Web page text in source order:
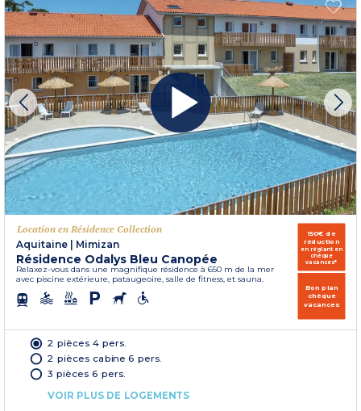
Location en Résidence Collection
Aquitaine
Mimizan
Résidence Odalys Bleu Canopée
Relaxez-vous dans une magnifique résidence à 650 m de la mer
avec piscine extérieure, pataugeoire, salle de fitness, et sauna.
150€ de
réduction
en réglant en
chèque
vacances*
Bon plan
chèque
vacances
2 pièces 4 pers.
2 pièces cabine 6 pers.
3 pièces 6 pers.
VOIR PLUS DE LOGEMENTS